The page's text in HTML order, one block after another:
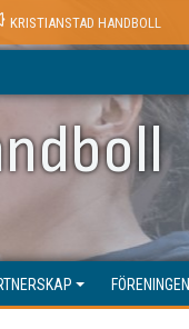
KRISTIANSTAD HANDBOLL
FÖRENINGEN